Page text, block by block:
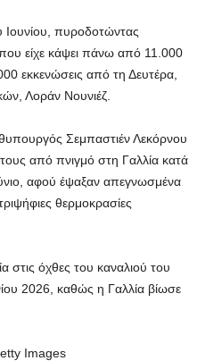
Ιουνίου, πυροδοτώντας
είχε κάψει πάνω από 11.000
εκκενώσεις από τη Δευτέρα,
Λοράν Νουνιέζ.
Σεμπαστιέν Λεκόρνου
από πνιγμό στη Γαλλία κατά
αφού έψαξαν απεγνωσμένα
θερμοκρασίες
στις όχθες του καναλιού του
2026, καθώς η Γαλλία βίωσε
Images